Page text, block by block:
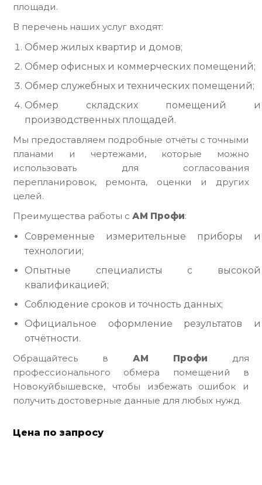
площади.
В перечень наших услуг входят:
Обмер жилых квартир и домов;
Обмер офисных и коммерческих помещений;
Обмер служебных и технических помещений;
Обмер складских помещений и
производственных площадей.
Мы предоставляем подробные отчёты с точными
планами и чертежами, которые можно
использовать для согласования
перепланировок, ремонта, оценки и других
целей.
Преимущества работы сАМ Профи:
Современные измерительные приборы и
технологии;
Опытные специалисты с высокой
квалификацией;
Соблюдение сроков и точность данных;
Официальное оформление результатов и
отчётности.
Обращайтесь в АМ Профи для
профессионального обмера помещений в
Новокуйбышевске, чтобы избежать ошибок и
получить достоверные данные для любых нужд.
Цена по запросу